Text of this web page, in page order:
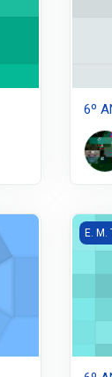
6º
6ºE. M.